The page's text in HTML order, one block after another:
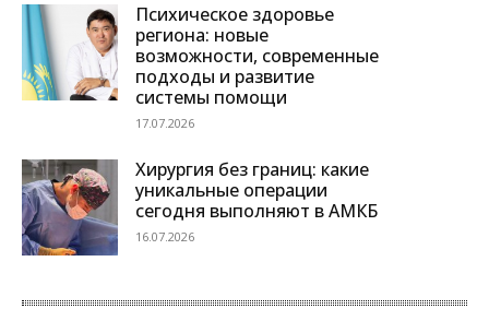
Психическое здоровье
региона: новые
возможности, современные
подходы и развитие
системы помощи
17.07.2026
Хирургия без границ: какие
уникальные операции
сегодня выполняют в АМКБ
16.07.2026